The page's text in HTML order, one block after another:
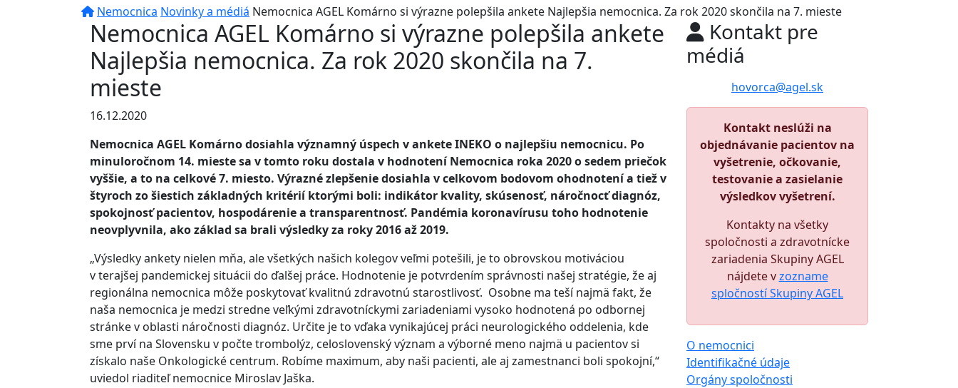
Nemocnica Novinky a médiá Nemocnica AGEL Komárno si výrazne polepšila ankete Najlepšia nemocnica. Za rok 2020 skončila na 7. mieste
Nemocnica AGEL Komárno si výrazne polepšila ankete
Najlepšia nemocnica. Za rok 2020 skončila na 7.
mieste
16.12.2020
Nemocnica AGEL Komárno dosiahla významný úspech v ankete INEKO o najlepšiu nemocnicu. Po
minuloročnom 14. mieste sa v tomto roku dostala v hodnotení Nemocnica roka 2020 o sedem priečok
vyššie, a to na celkové 7. miesto. Výrazné zlepšenie dosiahla v celkovom bodovom ohodnotení a tiež v
štyroch zo šiestich základných kritérií ktorými boli: indikátor kvality, skúsenosť, náročnocť diagnóz,
spokojnosť pacientov, hospodárenie a transparentnosť. Pandémia koronavírusu toho hodnotenie
neovplyvnila, ako základ sa brali výsledky za roky 2016 až 2019.
„Výsledky ankety nielen mňa, ale všetkých našich kolegov veľmi potešili, je to obrovskou motiváciou
v terajšej pandemickej situácii do ďalšej práce. Hodnotenie je potvrdením správnosti našej stratégie, že aj
regionálna nemocnica môže poskytovať kvalitnú zdravotnú starostlivosť. Osobne ma teší najmä fakt, že
naša nemocnica je medzi stredne veľkými zdravotníckymi zariadeniami vysoko hodnotená po odbornej
stránke v oblasti náročnosti diagnóz. Určite je to vďaka vynikajúcej práci neurologického oddelenia, kde
sme prví na Slovensku v počte trombolýz, celoslovenský význam a výborné meno najmä u pacientov si
získalo naše Onkologické centrum. Robíme maximum, aby naši pacienti, ale aj zamestnanci boli spokojní,“
uviedol riaditeľ nemocnice Miroslav Jaška.
Kontakt pre
médiá
hovorca@agel.sk
Kontakt neslúži na
objednávanie pacientov na
vyšetrenie, očkovanie,
testovanie a zasielanie
výsledkov vyšetrení.
Kontakty na všetky
spoločnosti a zdravotnícke
zariadenia Skupiny AGEL
nájdete vzozname
spločností Skupiny AGEL
O nemocnici
Identifikačné údaje
Orgány spoločnosti